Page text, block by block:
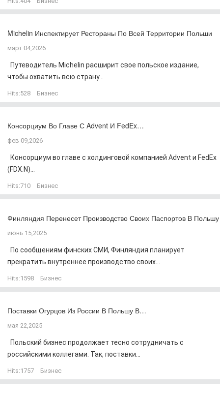
Michelin Инспектирует Рестораны По Всей Территории Польши
март 04,2026
Путеводитель Michelin расширит свое польское издание,
чтобы охватить всю страну...
Hits:528 Бизнес
Консорциум Во Главе С Advent И FedEx…
фев 09,2026
Консорциум во главе с холдинговой компанией Advent и FedEx
(FDX.N)...
Hits:710 Бизнес
Финляндия Перенесет Производство Своих Паспортов В Польшу
июнь 15,2025
По сообщениям финских СМИ, Финляндия планирует
прекратить внутреннее производство своих...
Hits:1598 Бизнес
Поставки Огурцов Из России В Польшу В…
мая 22,2025
Польский бизнес продолжает тесно сотрудничать с
российскими коллегами. Так, поставки...
Hits:1757 Бизнес